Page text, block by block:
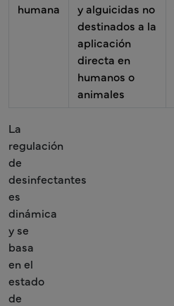
humana
y alguicidas no
destinados a la
aplicación
directa en
humanos o
animales
La
regulación
de
desinfectantes
es
dinámica
y se
basa
en el
estado
de